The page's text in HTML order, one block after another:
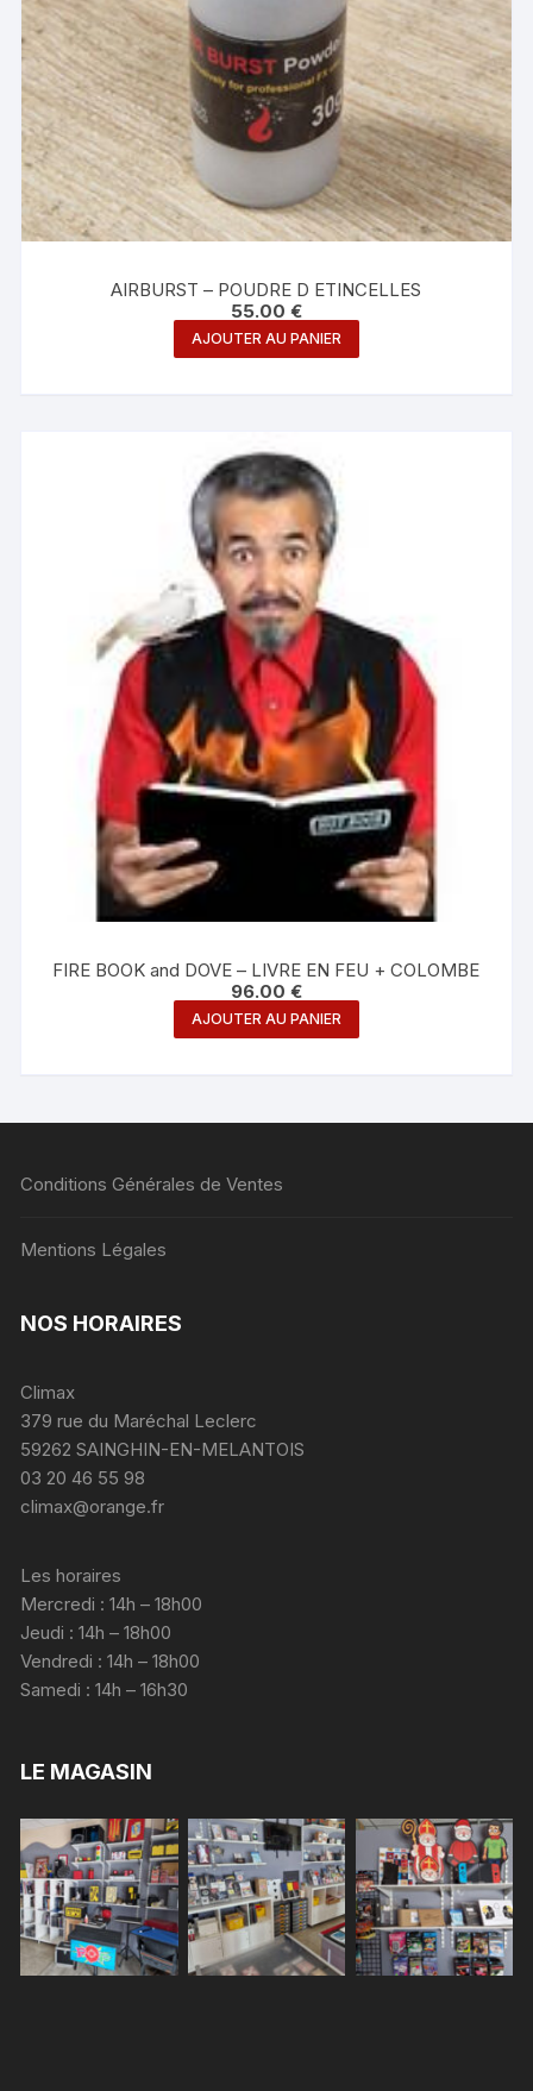
AIRBURST – POUDRE D ETINCELLES
55.00 €
AJOUTER AU PANIER
FIRE BOOK and DOVE – LIVRE EN FEU + COLOMBE
96.00 €
AJOUTER AU PANIER
Conditions Générales de Ventes
Mentions Légales
NOS HORAIRES
Climax
379 rue du Maréchal Leclerc
59262 SAINGHIN-EN-MELANTOIS
03 20 46 55 98
climax@orange.fr
Les horaires
Mercredi : 14h – 18h00
Jeudi : 14h – 18h00
Vendredi : 14h – 18h00
Samedi : 14h – 16h30
LE MAGASIN